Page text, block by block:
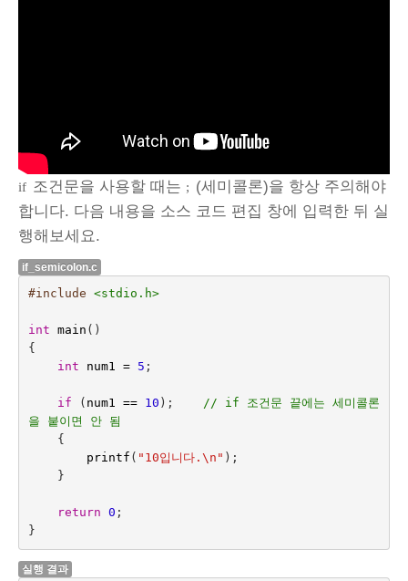
if 조건문을 사용할 때는 ; (세미콜론)을 항상 주의해야
합니다. 다음 내용을 소스 코드 편집 창에 입력한 뒤 실
행해보세요.
if_semicolon.c
#include <stdio.h>
int main ()
{
int
num1 = 5 ;
if ( num1 == 10 ); // if 조건문 끝에는 세미콜론
을 붙이면 안 됨
{
printf ( "10입니다. \n " );
}
return 0 ;
}
실행 결과